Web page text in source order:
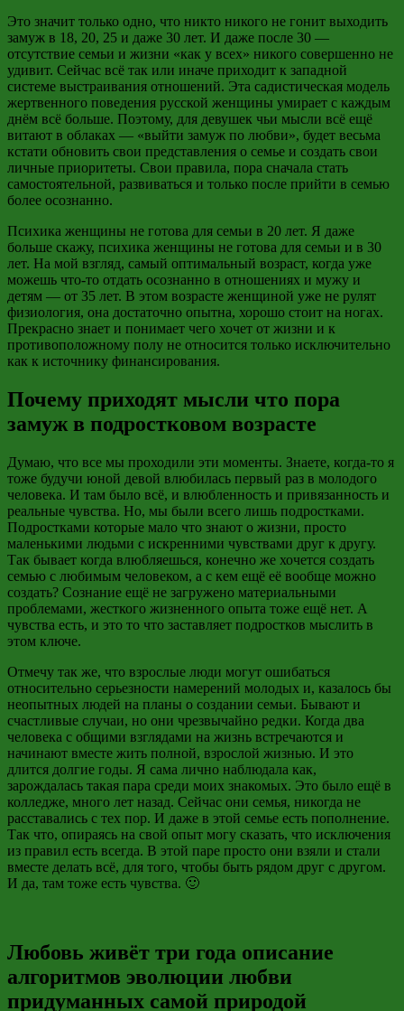
Это значит только одно, что никто никого не гонит выходить
замуж в 18, 20, 25 и даже 30 лет. И даже после 30 —
отсутствие семьи и жизни «как у всех» никого совершенно не
удивит. Сейчас всё так или иначе приходит к западной
системе выстраивания отношений. Эта садистическая модель
жертвенного поведения русской женщины умирает с каждым
днём всё больше. Поэтому, для девушек чьи мысли всё ещё
витают в облаках — «выйти замуж по любви», будет весьма
кстати обновить свои представления о семье и создать свои
личные приоритеты. Свои правила, пора сначала стать
самостоятельной, развиваться и только после прийти в семью
более осознанно.
Психика женщины не готова для семьи в 20 лет. Я даже
больше скажу, психика женщины не готова для семьи и в 30
лет. На мой взгляд, самый оптимальный возраст, когда уже
можешь что-то отдать осознанно в отношениях и мужу и
детям — от 35 лет. В этом возрасте женщиной уже не рулят
физиология, она достаточно опытна, хорошо стоит на ногах.
Прекрасно знает и понимает чего хочет от жизни и к
противоположному полу не относится только исключительно
как к источнику финансирования.
Почему приходят мысли что пора
замуж в подростковом возрасте
Думаю, что все мы проходили эти моменты. Знаете, когда-то я
тоже будучи юной девой влюбилась первый раз в молодого
человека. И там было всё, и влюбленность и привязанность и
реальные чувства. Но, мы были всего лишь подростками.
Подростками которые мало что знают о жизни, просто
маленькими людьми с искренними чувствами друг к другу.
Так бывает когда влюбляешься, конечно же хочется создать
семью с любимым человеком, а с кем ещё её вообще можно
создать? Сознание ещё не загружено материальными
проблемами, жесткого жизненного опыта тоже ещё нет. А
чувства есть, и это то что заставляет подростков мыслить в
этом ключе.
Отмечу так же, что взрослые люди могут ошибаться
относительно серьезности намерений молодых и, казалось бы
неопытных людей на планы о создании семьи. Бывают и
счастливые случаи, но они чрезвычайно редки. Когда два
человека с общими взглядами на жизнь встречаются и
начинают вместе жить полной, взрослой жизнью. И это
длится долгие годы. Я сама лично наблюдала как,
зарождалась такая пара среди моих знакомых. Это было ещё в
колледже, много лет назад. Сейчас они семья, никогда не
расставались с тех пор. И даже в этой семье есть пополнение.
Так что, опираясь на свой опыт могу сказать, что исключения
из правил есть всегда. В этой паре просто они взяли и стали
вместе делать всё, для того, чтобы быть рядом друг с другом.
И да, там тоже есть чувства. 🙂
Любовь живёт три года описание
алгоритмов эволюции любви
придуманных самой природой